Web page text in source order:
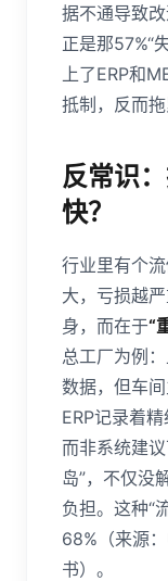
据不通导致
正是那57%“
上了ERP和
抵制，反而拖
反常识
快？
行业里有个
大，亏损越
身，而在于“
总工厂为例
数据，但车
ERP记录着
而非系统建
岛”，不仅没
负担。这种“
68%（来源
书）。